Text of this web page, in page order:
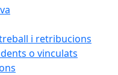
i retribucions
o vinculats